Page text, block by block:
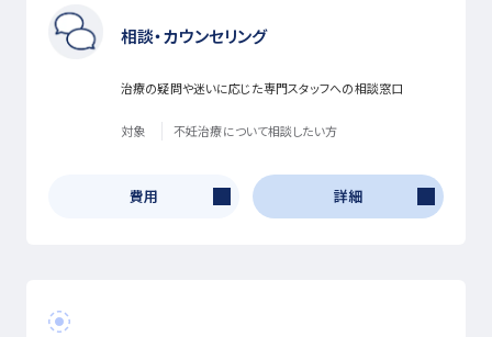
相談・カウンセリング
治療の疑問や迷いに応じた専門スタッフへの相談窓口
対象 不妊治療について相談したい方
費用 詳細